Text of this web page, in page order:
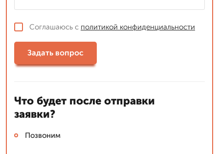
Соглашаюсь с политикой конфиденциальности
Задать вопрос
Что будет после отправки
заявки?
Позвоним